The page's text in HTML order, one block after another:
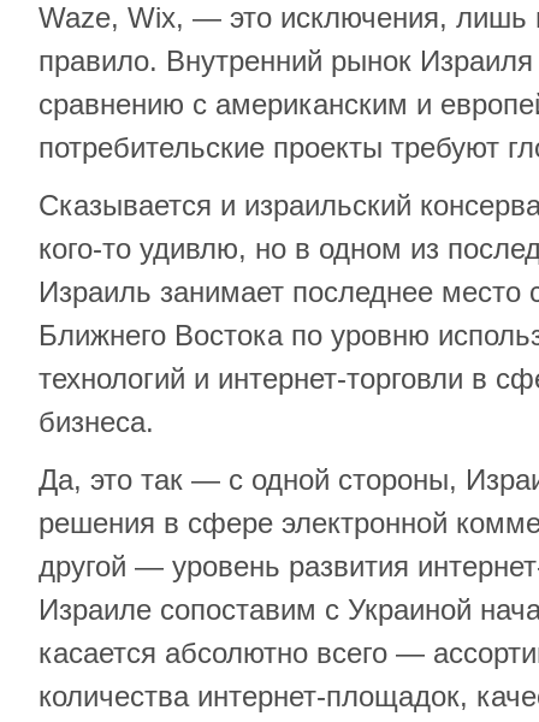
Waze, Wix, — это исключения,
правило. Внутренний рынок
сравнению с американским и
потребительские проекты требуют
Сказывается и израильский
кого-то удивлю, но в одном из
Израиль занимает последнее место
Ближнего Востока по уровню
технологий и интернет-торговли в
бизнеса.
Да, это так — с одной стороны,
решения в сфере электронной
другой — уровень развития
Израиле сопоставим с Украиной
касается абсолютно всего —
количества интернет-площадок,